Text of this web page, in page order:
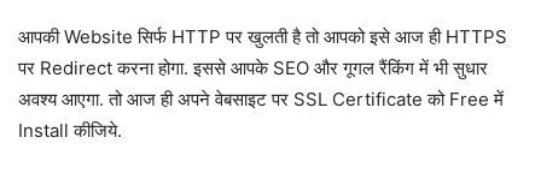
आपकी Website सिर्फ HTTP पर खुलती है तो आपको इसे आज ही HTTPS
पर Redirect करना होगा. इससे आपके SEO और गूगल रैंकिंग में भी सुधार
अवश्य आएगा. तो आज ही अपने वेबसाइट पर SSL Certificate को Free में
Install कीजिये.